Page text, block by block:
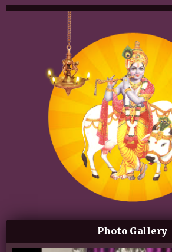
Photo Gallery